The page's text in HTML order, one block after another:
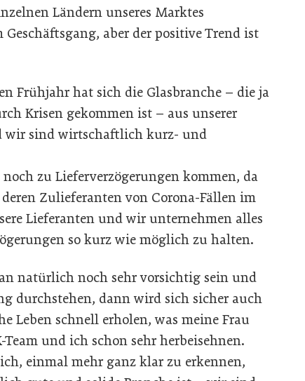
Ländern unseres Marktes
aber der positive Trend ist
Frühjahr hat sich die Glasbranche – die ja
Krisen gekommen ist – aus unserer
wir sind wirtschaftlich kurz- und
zu Lieferverzögerungen kommen, da
Zulieferanten von Corona-Fällen im
Lieferanten und wir unternehmen alles
so kurz wie möglich zu halten.
natürlich noch sehr vorsichtig sein und
durchstehen, dann wird sich sicher auch
Leben schnell erholen, was meine Frau
und ich schon sehr herbeisehnen.
einmal mehr ganz klar zu erkennen,